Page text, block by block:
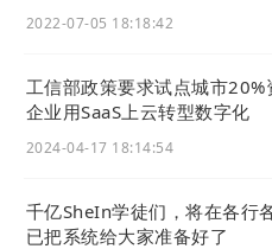
些内容通过系统整合，形
享、客户案例展示等。随
体系中进行持续分发，有
化渠道与营销的结合，促进
通过营销枢纽，打造数字
2022-07-05 18:18:42
工信部政策要求试点城市20%
企业用SaaS上云转型数字化
2024-04-17 18:14:54
千亿SheIn学徒们，将在各行
已把系统给大家准备好了